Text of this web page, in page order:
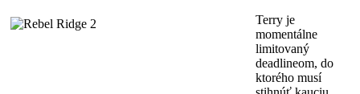
Terry je
momentálne
limitovaný
deadlineom, do
ktorého musí